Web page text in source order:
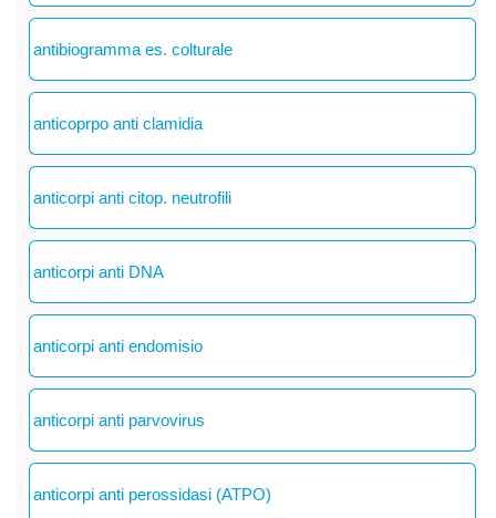
antibiogramma es. colturale
anticoprpo anti clamidia
anticorpi anti citop. neutrofili
anticorpi anti DNA
anticorpi anti endomisio
anticorpi anti parvovirus
anticorpi anti perossidasi (ATPO)